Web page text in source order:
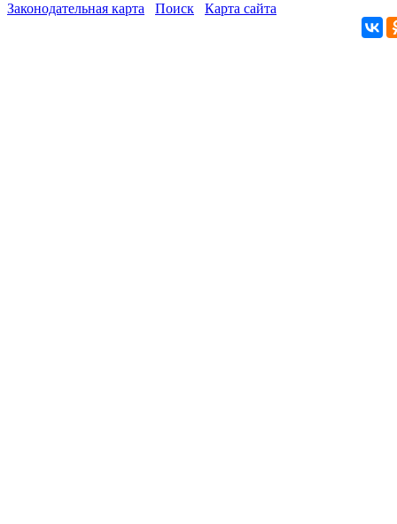
Законодательная карта Поиск Карта сайта